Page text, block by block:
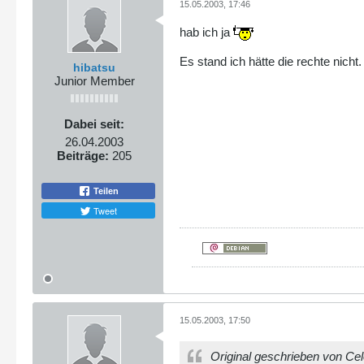
hibatsu
Junior Member
Dabei seit:
26.04.2003
Beiträge: 205
Teilen
Tweet
15.05.2003, 17:46
hab ich ja
Es stand ich hätte die rechte nicht.
15.05.2003, 17:50
Original geschrieben von